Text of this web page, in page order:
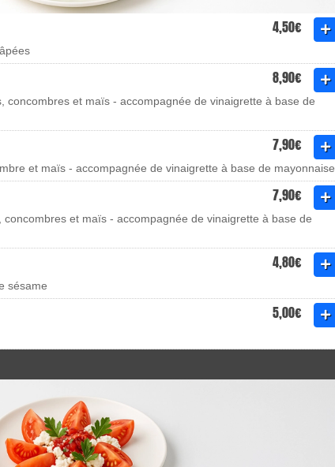
4,50€
8,90€
concombres et maïs - accompagnée de vinaigrette à base de
7,90€
et maïs - accompagnée de vinaigrette à base de mayonnaise
7,90€
et maïs - accompagnée de vinaigrette à base de
4,80€
sésame
5,00€